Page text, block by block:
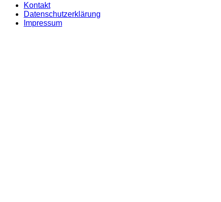
Kontakt
Datenschutzerklärung
Impressum